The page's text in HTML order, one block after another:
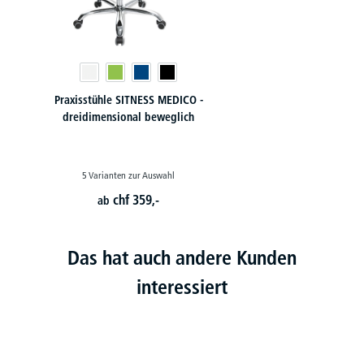
Praxisstühle SITNESS MEDICO -
dreidimensional beweglich
5 Varianten zur Auswahl
abchf 359,-
Das hat auch andere Kunden
interessiert